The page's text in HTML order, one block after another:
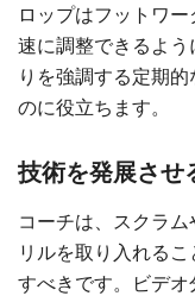
ロップはフットワ
速に調整できるよ
りを強調する定期
のに役立ちます。
技術を発展させ
コーチは、スクラ
リルを取り入れる
すべきです。ビデ